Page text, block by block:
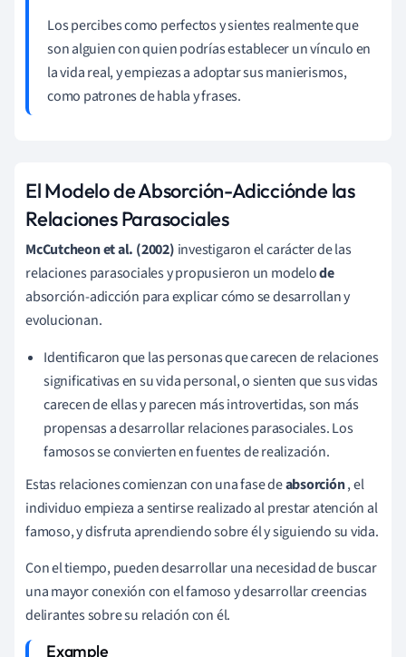
Los percibes como perfectos y sientes realmente que
son alguien con quien podrías establecer un vínculo en
la vida real, y empiezas a adoptar sus manierismos,
como patrones de habla y frases.
ElModelodeAbsorción-Adiccióndelas
Relaciones Parasociales
McCutcheon et al. (2002) investigaron el carácter de las
relaciones parasociales y propusieron un modelode
absorción-adicción para explicar cómo se desarrollan y
evolucionan.
Identificaron que las personas que carecen de relaciones
significativas en su vida personal, o sienten que sus vidas
carecen de ellas y parecen más introvertidas, son más
propensas a desarrollar relaciones parasociales. Los
famosos se convierten en fuentes de realización.
Estas relaciones comienzan con una fase deabsorción, el
individuo empieza a sentirse realizado al prestar atención al
famoso, y disfruta aprendiendo sobre él y siguiendo su vida.
Con el tiempo, pueden desarrollar una necesidad de buscar
una mayor conexión con el famoso y desarrollar creencias
delirantes sobre su relación con él.